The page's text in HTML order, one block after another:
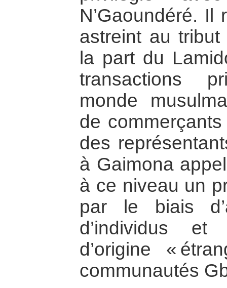
N’Gaoundéré.
astreint au
la part du
transactions
monde
de
des
à Gaimona
à ce niveau un
par le biais
d’individus
d’origine «
communautés